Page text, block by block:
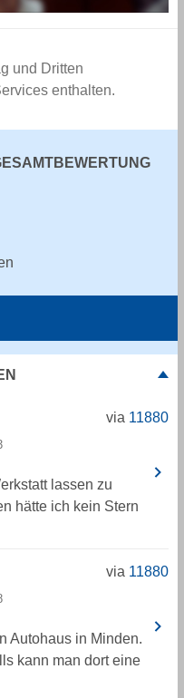
und Dritten
enthalten.
via 11880
lassen zu
hätte ich kein Stern
via 11880
Autohaus in Minden.
kann man dort eine